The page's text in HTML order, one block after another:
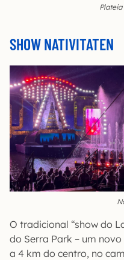
SHOW NATIVITATEN
O tradicional “show do
do Serra Park – um
a 4 km do centro, no